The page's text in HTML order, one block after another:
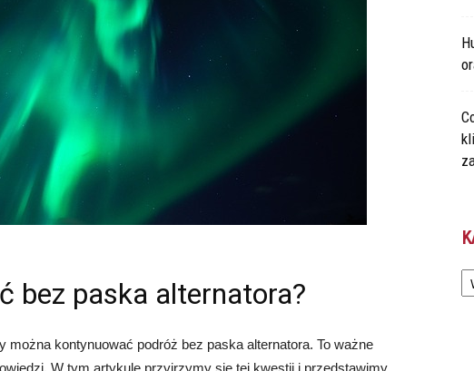
bez paska alternatora?
można kontynuować podróż bez paska alternatora. To ważne
W tym artykule przyjrzymy się tej kwestii i przedstawimy